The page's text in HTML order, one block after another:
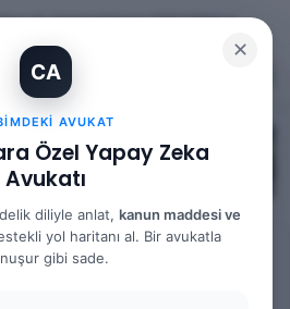
✕
CA
AVUKAT
Özel Yapay Zeka
Avukatı
diliyle anlat, kanun maddesi ve
yol haritanı al. Bir avukatla
gibi sade.
Yargıtay Kararı İncelemesi ve Tanık Beyanları: 9. Hukuk Dairesi 2025/7089 K.
/ Yargıtay Kararları